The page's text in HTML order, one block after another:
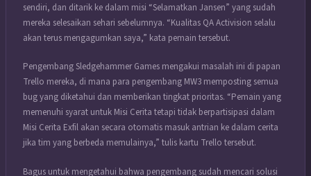
sendiri, dan ditarik ke dalam misi “Selamatkan Jansen” yang sudah
mereka selesaikan sehari sebelumnya. “Kualitas QA Activision selalu
akan terus mengagumkan saya,” kata pemain tersebut.
Pengembang Sledgehammer Games mengakui masalah ini di papan
Trello mereka, di mana para pengembang MW3 memposting semua
bug yang diketahui dan memberikan tingkat prioritas. “Pemain yang
memenuhi syarat untuk Misi Cerita tetapi tidak berpartisipasi dalam
Misi Cerita Exfil akan secara otomatis masuk antrian ke dalam cerita
jika tim yang berbeda memulainya,” tulis kartu Trello tersebut.
Bagus untuk mengetahui bahwa pengembang sudah mencari solusi